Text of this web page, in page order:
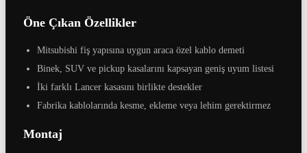
Öne Çıkan Özellikler
Mitsubishi fiş yapısına uygun araca özel kablo demeti
Binek, SUV ve pickup kasalarını kapsayan geniş uyum listesi
İki farklı Lancer kasasını birlikte destekler
Fabrika kablolarında kesme, ekleme veya lehim gerektirmez
Montaj